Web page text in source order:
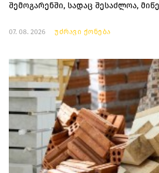
შემოგარენში, სადაც შესაძლოა,
07. 08. 2026 უძრავი ქონება